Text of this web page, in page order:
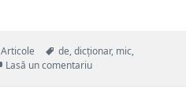
Categorii
Articole Etichete
de,dicționar, mic,
Lasă un comentariula MIC DICȚIONAR